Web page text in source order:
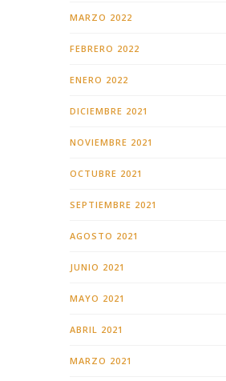
MARZO 2022
FEBRERO 2022
ENERO 2022
DICIEMBRE 2021
NOVIEMBRE 2021
OCTUBRE 2021
SEPTIEMBRE 2021
AGOSTO 2021
JUNIO 2021
MAYO 2021
ABRIL 2021
MARZO 2021